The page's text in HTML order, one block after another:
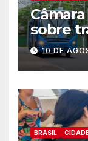
sobre
Foz
10 DE
BRASIL